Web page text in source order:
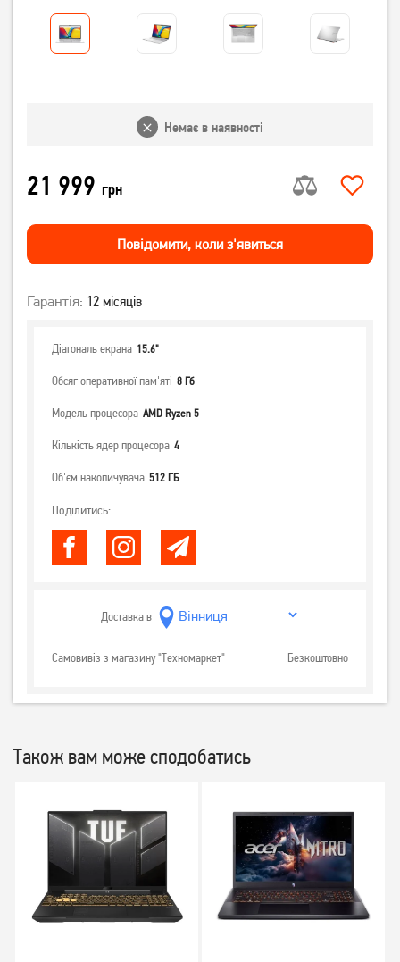
Немає в наявності
21 999 грн
Повiдомити, коли з'явиться
Гарантія: 12 місяців
Діагональ екрана 15.6"
Обсяг оперативної пам'яті 8 Гб
Модель процесора AMD Ryzen 5
Кількість ядер процесора 4
Об'єм накопичувача 512 ГБ
Поділитись:
Доставка в
Самовивіз з магазину "Техномаркет" Безкоштовно
Також вам може сподобатись